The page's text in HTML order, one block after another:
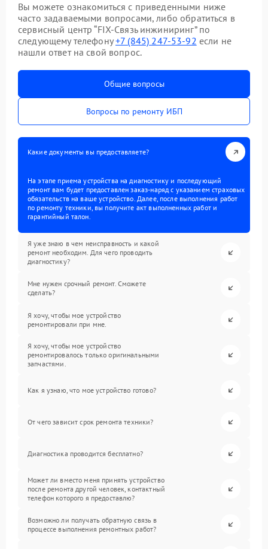
Вы можете ознакомиться с приведенными ниже
часто задаваемыми вопросами, либо обратиться в
сервисный центр “FIX-Связь инжиниринг” по
следующему телефону+7 (845) 247-53-92 если не
нашли ответ на свой вопрос.
Общие вопросы
Вопросы по ремонту ИБП
Какие документы вы предоставляете?
На этапе приема устройства на диагностику и последующий
ремонт вам будет предоставлен заказ-наряд с указанием страховых
обязательств на ваше устройство. Далее, после выполнения работ
по ремонту техники, вы получите акт выполненных работ и
гарантийный талон.
Я уже знаю в чем неисправность и какой
ремонт необходим. Для чего проводить
диагностику?
Мне нужен срочный ремонт. Сможете
сделать?
Я хочу, чтобы мое устройство
ремонтировали при мне.
Я хочу, чтобы мое устройство
ремонтировалось только оригинальными
запчастями.
Как я узнаю, что мое устройство готово?
От чего зависит срок ремонта техники?
Диагностика проводится бесплатно?
Может ли вместо меня принять устройство
после ремонта другой человек, контактный
телефон которого я предоставлю?
Возможно ли получать обратную связь в
процессе выполнения ремонтных работ?